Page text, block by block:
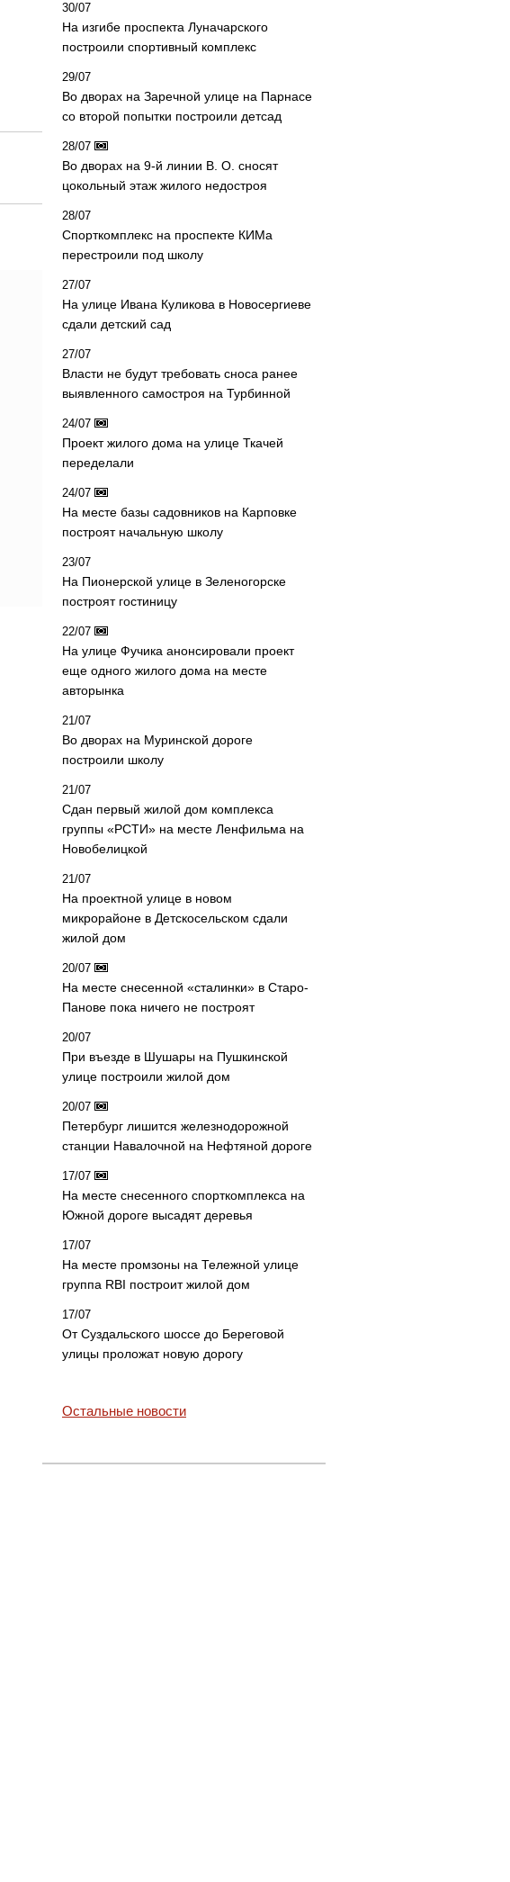
30/07
На изгибе проспекта Луначарского
построили спортивный комплекс
29/07
Во дворах на Заречной улице на Парнасе
со второй попытки построили детсад
28/07
Во дворах на 9-й линии В. О. сносят
цокольный этаж жилого недостроя
28/07
Спорткомплекс на проспекте КИМа
перестроили под школу
27/07
На улице Ивана Куликова в Новосергиеве
сдали детский сад
27/07
Власти не будут требовать сноса ранее
выявленного самостроя на Турбинной
24/07
Проект жилого дома на улице Ткачей
переделали
24/07
На месте базы садовников на Карповке
построят начальную школу
23/07
На Пионерской улице в Зеленогорске
построят гостиницу
22/07
На улице Фучика анонсировали проект
еще одного жилого дома на месте
авторынка
21/07
Во дворах на Муринской дороге
построили школу
21/07
Сдан первый жилой дом комплекса
группы «РСТИ» на месте Ленфильма на
Новобелицкой
21/07
На проектной улице в новом
микрорайоне в Детскосельском сдали
жилой дом
20/07
На месте снесенной «сталинки» в Старо-
Панове пока ничего не построят
20/07
При въезде в Шушары на Пушкинской
улице построили жилой дом
20/07
Петербург лишится железнодорожной
станции Навалочной на Нефтяной дороге
17/07
На месте снесенного спорткомплекса на
Южной дороге высадят деревья
17/07
На месте промзоны на Тележной улице
группа RBI построит жилой дом
17/07
От Суздальского шоссе до Береговой
улицы проложат новую дорогу
Остальные новости